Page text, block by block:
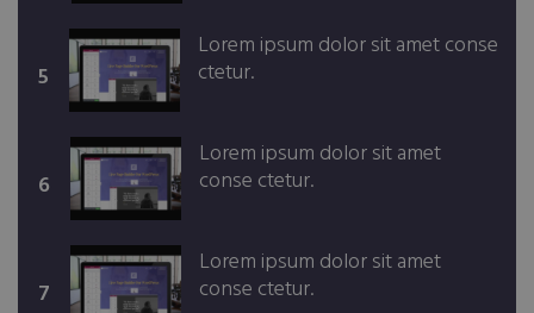
5
Lorem ipsum dolor sit amet conse
ctetur.
6
Lorem ipsum dolor sit amet
conse ctetur.
7
Lorem ipsum dolor sit amet
conse ctetur.